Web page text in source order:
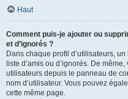
Haut
Comment puis-je ajouter ou
et d’ignorés ?
Dans chaque profil d’utilisateurs,
liste d’amis ou d’ignorés. De
utilisateurs depuis le panneau de
nom d’utilisateur. Vous pouvez
cette même page.